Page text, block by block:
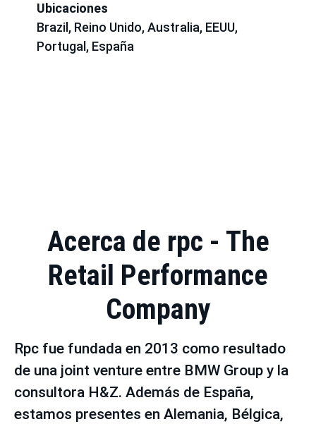
Ubicaciones
Brazil, Reino Unido, Australia, EEUU,
Portugal, España
Acerca de rpc - The
Retail Performance
Company
Rpc fue fundada en 2013 como resultado
de una joint venture entre BMW Group y la
consultora H&Z. Además de España,
estamos presentes en Alemania, Bélgica,